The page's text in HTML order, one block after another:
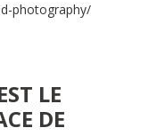
photography/
LE
DE